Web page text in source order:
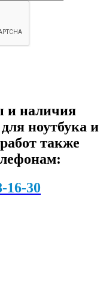
и наличия
ноутбука и
также
16-30